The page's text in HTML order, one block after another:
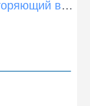
Выстрел из пистолета, повторяющий выстрел из пистолета (в помещении)